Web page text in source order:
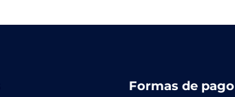
Formas de pago